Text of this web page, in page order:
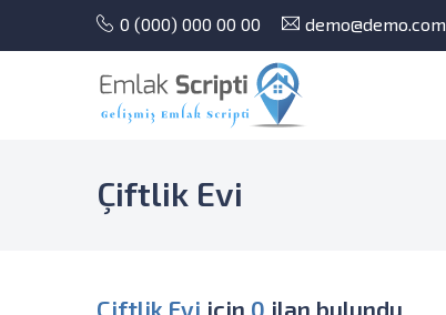
0 (000) 000 00 00 demo@demo.com
Çiftlik Evi
Çiftlik Evi için 0 ilan bulundu